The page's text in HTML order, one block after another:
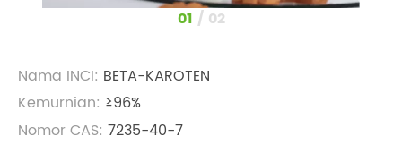
1 / 2
Nama INCI: BETA-KAROTEN
Kemurnian: ≥96%
Nomor CAS: 7235-40-7